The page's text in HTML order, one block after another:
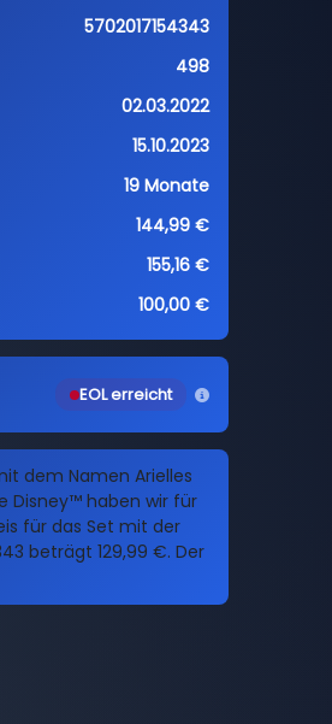
5702017154343
498
02.03.2022
15.10.2023
19 Monate
144,99 €
155,16 €
100,00 €
EOL erreicht
dem Namen Arielles
Disney™ haben wir für
für das Set mit der
beträgt 129,99 €. Der